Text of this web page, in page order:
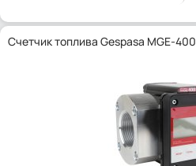
Счетчик топлива Gespasa MGE-400